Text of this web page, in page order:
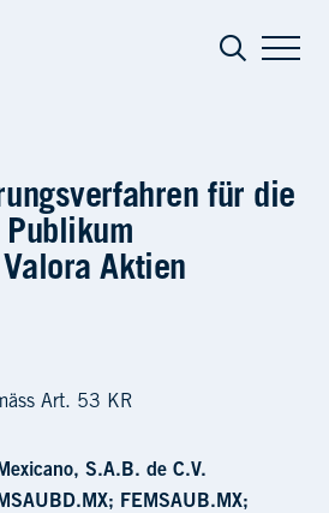
für die
Aktien
Art. 53 KR
S.A.B. de C.V.
FEMSAUB.MX;